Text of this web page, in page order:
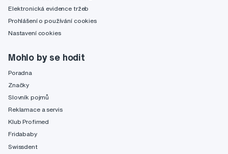
Elektronická evidence tržeb
Prohlášení o používání cookies
Nastavení cookies
Mohlo by se hodit
Poradna
Značky
Slovník pojmů
Reklamace a servis
Klub Profimed
Fridababy
Swissdent